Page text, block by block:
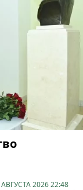
2026 22:48